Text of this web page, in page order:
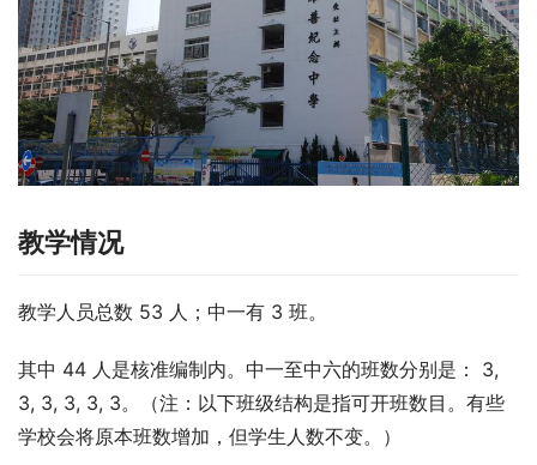
教学情况
教学人员总数 53 人；中一有 3 班。
其中 44 人是核准编制内。中一至中六的班数分别是： 3,
3, 3, 3, 3, 3。（注：以下班级结构是指可开班数目。有些
学校会将原本班数增加，但学生人数不变。）